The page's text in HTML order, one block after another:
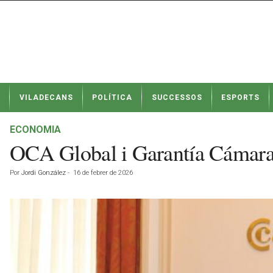
t
VILADECANS POLÍTICA SUCCESSOS ESPORTS
ECONOMIA
OCA Global i Garantía
Por Jordi González - 16 de febrer de 2026